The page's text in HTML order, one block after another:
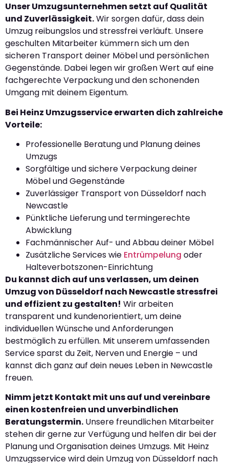
Unser Umzugsunternehmen setzt auf Qualität
und Zuverlässigkeit.Wir sorgen dafür, dass dein
Umzug reibungslos und stressfrei verläuft. Unsere
geschulten Mitarbeiter kümmern sich um den
sicheren Transport deiner Möbel und persönlichen
Gegenstände. Dabei legen wir großen Wert auf eine
fachgerechte Verpackung und den schonenden
Umgang mit deinem Eigentum.
Bei Heinz Umzugsservice erwarten dich zahlreiche
Vorteile:
Professionelle Beratung und Planung deines
Umzugs
Sorgfältige und sichere Verpackung deiner
Möbel und Gegenstände
Zuverlässiger Transport von Düsseldorf nach
Newcastle
Pünktliche Lieferung und termingerechte
Abwicklung
Fachmännischer Auf- und Abbau deiner Möbel
Zusätzliche Services wie Entrümpelung oder
Halteverbotszonen-Einrichtung
Du kannst dich auf uns verlassen, um deinen
Umzug von Düsseldorf nach Newcastle stressfrei
und effizient zu gestalten! Wir arbeiten
transparent und kundenorientiert, um deine
individuellen Wünsche und Anforderungen
bestmöglich zu erfüllen. Mit unserem umfassenden
Service sparst du Zeit, Nerven und Energie – und
kannst dich ganz auf dein neues Leben in Newcastle
freuen.
Nimm jetzt Kontakt mit uns auf und vereinbare
einen kostenfreien und unverbindlichen
Beratungstermin. Unsere freundlichen Mitarbeiter
stehen dir gerne zur Verfügung und helfen dir bei der
Planung und Organisation deines Umzugs. Mit Heinz
Umzugsservice wird dein Umzug von Düsseldorf nach